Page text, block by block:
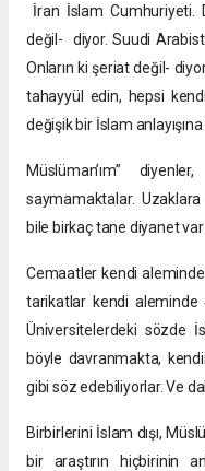
İran İslam Cumhuriyeti.
değil- diyor. Suudi
Onların ki şeriat değil-
tahayyül edin, hepsi
değişik bir İslam
Müslüman’ım”
saymamaktalar.
bile birkaç tane diyanet
Cemaatler kendi
tarikatlar kendi aleminde
Üniversitelerdeki sözde
böyle davranmakta,
gibi söz edebiliyorlar. Ve
Birbirlerini İslam dışı,
bir araştırın hiçbirinin